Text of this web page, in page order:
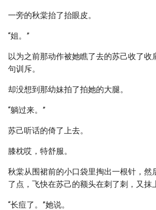
一旁的秋棠抬了抬眼皮。
“姐。”
以为之前那动作被她瞧了去的苏己收了收
句训斥。
却没想到那幼妹拍了拍她的大腿。
“躺过来。”
苏己听话的倚了上去。
膝枕哎，特舒服。
秋棠从围裙前的小口袋里掏出一根针，然
了点，飞快在苏己的额头在刺了刺，又抹
“长痘了。”她说。